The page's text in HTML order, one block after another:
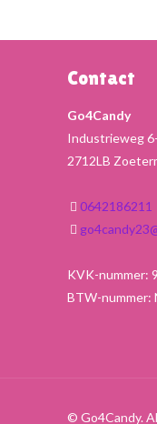
Contact
Go4Candy
Industrieweg
2712LB
0642186211
KVK-nummer:
BTW-nummer:
© Go4Candy.